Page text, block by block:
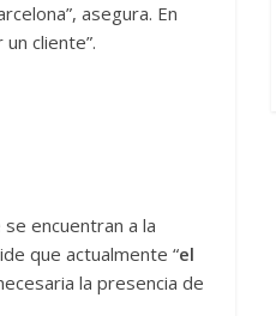
asegura. En
cliente”.
encuentran a la
que actualmente “el
la presencia de